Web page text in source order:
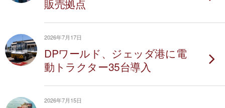
販売拠点
2026年7月17日
DPワールド、ジェッダ港に電
動トラクター35台導入
2026年7月15日